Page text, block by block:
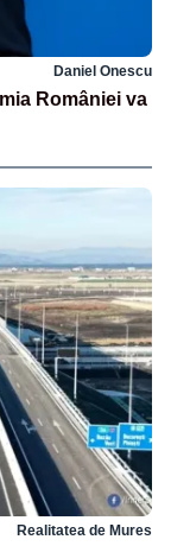
Daniel Onescu
României va
Realitatea de Mures